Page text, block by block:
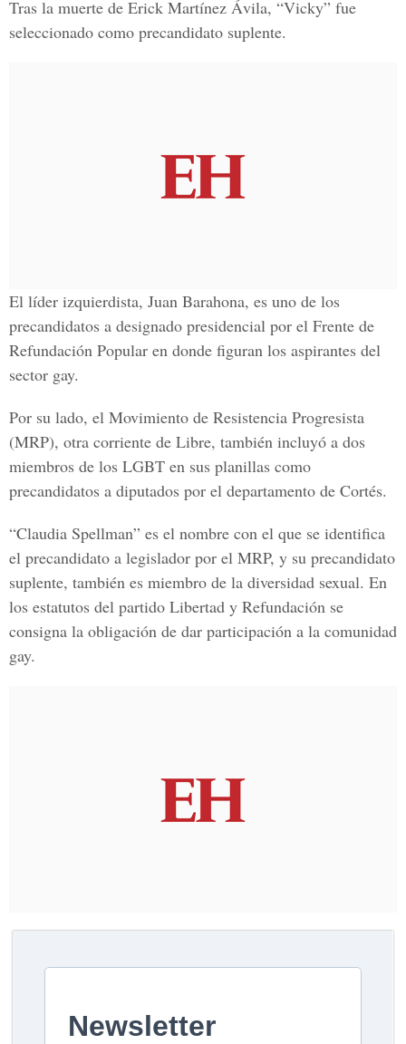
Tras la muerte de Erick Martínez Ávila, “Vicky” fue
seleccionado como precandidato suplente.
El líder izquierdista, Juan Barahona, es uno de los
precandidatos a designado presidencial por el Frente de
Refundación Popular en donde figuran los aspirantes del
sector gay.
Por su lado, el Movimiento de Resistencia Progresista
(MRP), otra corriente de Libre, también incluyó a dos
miembros de los LGBT en sus planillas como
precandidatos a diputados por el departamento de Cortés.
“Claudia Spellman” es el nombre con el que se identifica
el precandidato a legislador por el MRP, y su precandidato
suplente, también es miembro de la diversidad sexual. En
los estatutos del partido Libertad y Refundación se
consigna la obligación de dar participación a la comunidad
gay.